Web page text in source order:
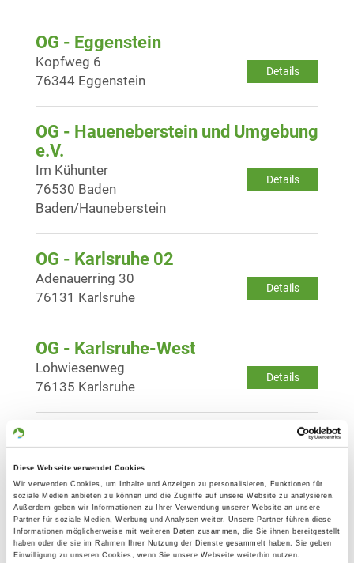
Diese Webseite verwendet Cookies
Wir verwenden Cookies, um Inhalte und Anzeigen zu personalisieren, Funktionen für
soziale Medien anbieten zu können und die Zugriffe auf unsere Website zu analysieren.
Außerdem geben wir Informationen zu Ihrer Verwendung unserer Website an unsere
Partner für soziale Medien, Werbung und Analysen weiter. Unsere Partner führen diese
Informationen möglicherweise mit weiteren Daten zusammen, die Sie ihnen bereitgestellt
haben oder die sie im Rahmen Ihrer Nutzung der Dienste gesammelt haben. Sie geben
Einwilligung zu unseren Cookies, wenn Sie unsere Webseite weiterhin nutzen.
OG - Eggenstein
Details
Kopfweg 6
76344 Eggenstein
OG - Haueneberstein und Umgebung
e.V.
Details
Im Kühunter
76530 Baden
Baden/Hauneberstein
OG - Karlsruhe 02
Details
Adenauerring 30
76131 Karlsruhe
OG - Karlsruhe-West
Details
Lohwiesenweg
76135 Karlsruhe
75210 Keltern-Dietlingen
OG - Malsch Krs. Karlsruhe
Details
Am Sportplatz